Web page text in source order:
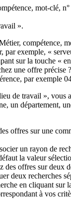
mot-clé,
».
compétence,
par exemple, «
sur la touche «
une offre précise
par exemple
de travail », vous
un département,
offres sur une
un rayon de
la valeur
des offres sur deux
deux recherches
en cliquant sur
à vos